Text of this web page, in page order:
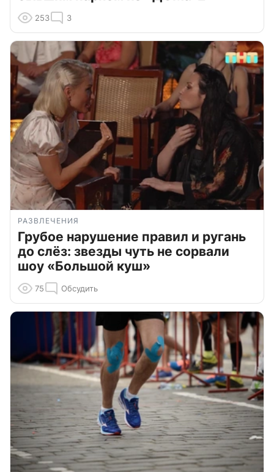
253 3
РАЗВЛЕЧЕНИЯ
Грубое нарушение правил и ругань
до слёз: звезды чуть не сорвали
шоу «Большой куш»
75 Обсудить